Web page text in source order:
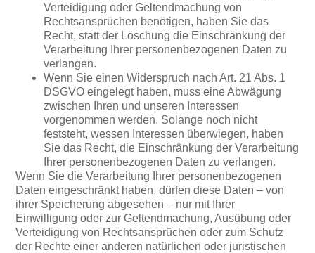
Verteidigung oder Geltendmachung von
Rechtsansprüchen benötigen, haben Sie das
Recht, statt der Löschung die Einschränkung der
Verarbeitung Ihrer personenbezogenen Daten zu
verlangen.
Wenn Sie einen Widerspruch nach Art. 21 Abs. 1
DSGVO eingelegt haben, muss eine Abwägung
zwischen Ihren und unseren Interessen
vorgenommen werden. Solange noch nicht
feststeht, wessen Interessen überwiegen, haben
Sie das Recht, die Einschränkung der Verarbeitung
Ihrer personenbezogenen Daten zu verlangen.
Wenn Sie die Verarbeitung Ihrer personenbezogenen
Daten eingeschränkt haben, dürfen diese Daten – von
ihrer Speicherung abgesehen – nur mit Ihrer
Einwilligung oder zur Geltendmachung, Ausübung oder
Verteidigung von Rechtsansprüchen oder zum Schutz
der Rechte einer anderen natürlichen oder juristischen